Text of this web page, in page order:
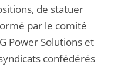
de statuer
par le comité
Power Solutions et
confédérés